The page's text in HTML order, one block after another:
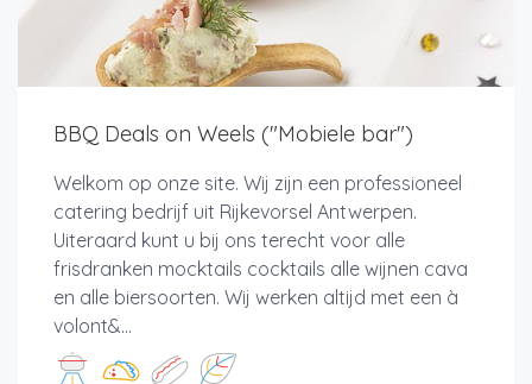
BBQ Deals on Weels ("Mobiele bar")
Welkom op onze site. Wij zijn een professioneel
catering bedrijf uit Rijkevorsel Antwerpen.
Uiteraard kunt u bij ons terecht voor alle
frisdranken mocktails cocktails alle wijnen cava
en alle biersoorten. Wij werken altijd met een à
volont&...